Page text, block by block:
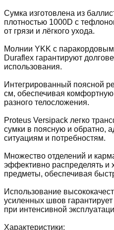
Сумка изготовлена из
плотностью 1000D с
от грязи и лёгкого ухода.
Молнии YKK с
Duraflex гарантируют
использования.
Интегрированный поясной
см, обеспечивая
разного телосложения.
Proteus Versipack легко
сумки в поясную и обратно,
ситуациям и потребностям.
Множество отделений и
эффективно распределять и
предметы, обеспечивая
Использование
усиленных швов
при интенсивной
Характеристики: